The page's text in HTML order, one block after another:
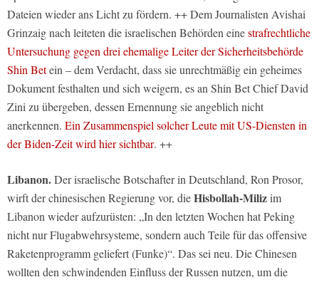
Dateien wieder ans Licht zu fördern. ++ Dem Journalisten Avishai
Grinzaig nach leiteten die israelischen Behörden einestrafrechtliche
Untersuchung gegen drei ehemalige Leiter der Sicherheitsbehörde
Shin Betein – dem Verdacht, dass sie unrechtmäßig ein geheimes
Dokument festhalten und sich weigern, es an Shin Bet Chief David
Zini zu übergeben, dessen Ernennung sie angeblich nicht
anerkennen. Ein Zusammenspiel solcher Leute mit US-Diensten in
der Biden-Zeit wird hier sichtbar. ++
Libanon.Der israelische Botschafter in Deutschland, Ron Prosor,
wirft der chinesischen Regierung vor, dieHisbollah-Milizim
Libanon wieder aufzurüsten: „In den letzten Wochen hat Peking
nicht nur Flugabwehrsysteme, sondern auch Teile für das offensive
Raketenprogramm geliefert (Funke)“. Das sei neu. Die Chinesen
wollten den schwindenden Einfluss der Russen nutzen, um die